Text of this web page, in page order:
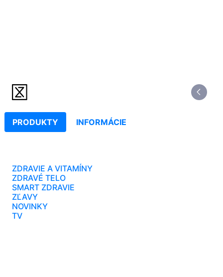
PRODUKTY INFORMÁCIE
ZDRAVIE A VITAMÍNY
ZDRAVÉ TELO
SMART ZDRAVIE
ZĽAVY
NOVINKY
TV